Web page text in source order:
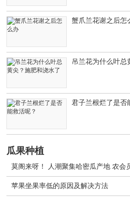
蟹爪兰花谢之后怎
吊兰花为什么叶总
君子兰根烂了是否
瓜果种植
莫阁来呀！ 人潮聚集哈密瓜产地 农会
苹果坐果率低的原因及解决方法